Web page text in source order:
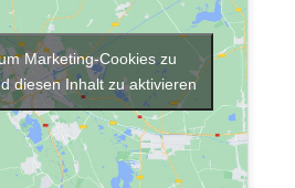
Marketing-Cookies zu
diesen Inhalt zu aktivieren